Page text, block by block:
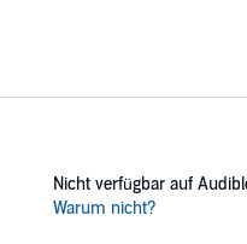
Nicht verfügbar auf
Warum nicht?